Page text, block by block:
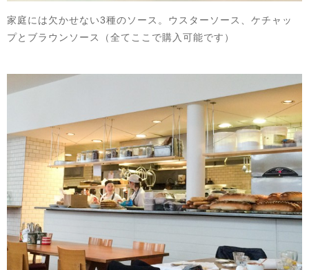
家庭には欠かせない3種のソース。ウスターソース、ケチャッ
プとブラウンソース（全てここで購入可能です）